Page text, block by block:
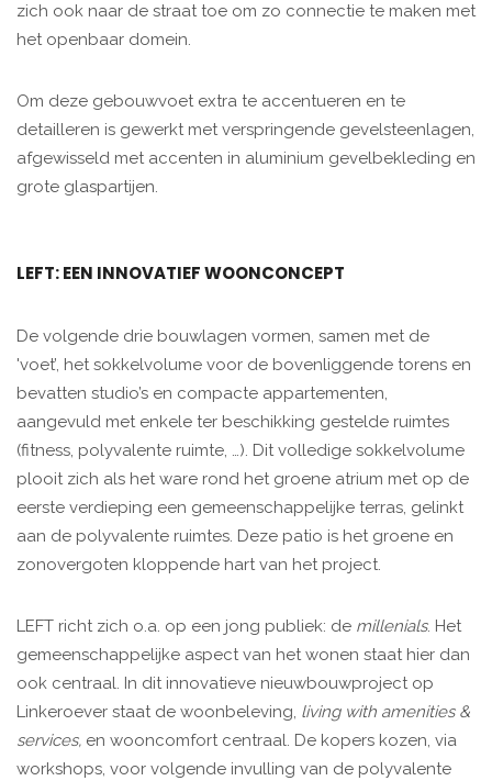
zich ook naar de straat toe om zo connectie te maken met
het openbaar domein.
Om deze gebouwvoet extra te accentueren en te
detailleren is gewerkt met verspringende gevelsteenlagen,
afgewisseld met accenten in aluminium gevelbekleding en
grote glaspartijen.
LEFT: EEN INNOVATIEF WOONCONCEPT
De volgende drie bouwlagen vormen, samen met de
'voet’, het sokkelvolume voor de bovenliggende torens en
bevatten studio’s en compacte appartementen,
aangevuld met enkele ter beschikking gestelde ruimtes
(fitness, polyvalente ruimte, …). Dit volledige sokkelvolume
plooit zich als het ware rond het groene atrium met op de
eerste verdieping een gemeenschappelijke terras, gelinkt
aan de polyvalente ruimtes. Deze patio is het groene en
zonovergoten kloppende hart van het project.
LEFT richt zich o.a. op een jong publiek: de millenials. Het
gemeenschappelijke aspect van het wonen staat hier dan
ook centraal. In dit innovatieve nieuwbouwproject op
Linkeroever staat de woonbeleving, living with amenities &
services, en wooncomfort centraal. De kopers kozen, via
workshops, voor volgende invulling van de polyvalente